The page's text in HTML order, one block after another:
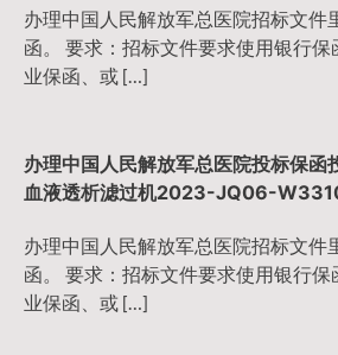
办理中国人民解放军总医院招标文件
函。 要求：招标文件要求使用银行
业保函、或 […]
办理中国人民解放军总医院投标保
血液透析滤过机2023-JQ06-
办理中国人民解放军总医院招标文件
函。 要求：招标文件要求使用银行
业保函、或 […]